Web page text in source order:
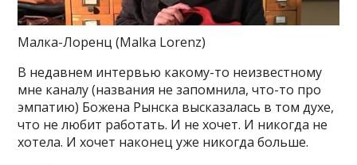
Малка-Лоренц (Malka Lorenz)
В недавнем интервью какому-то неизвестному
мне каналу (названия не запомнила, что-то про
эмпатию) Божена Рынска высказалась в том духе,
что не любит работать. И не хочет. И никогда не
хотела. И хочет наконец уже никогда больше.